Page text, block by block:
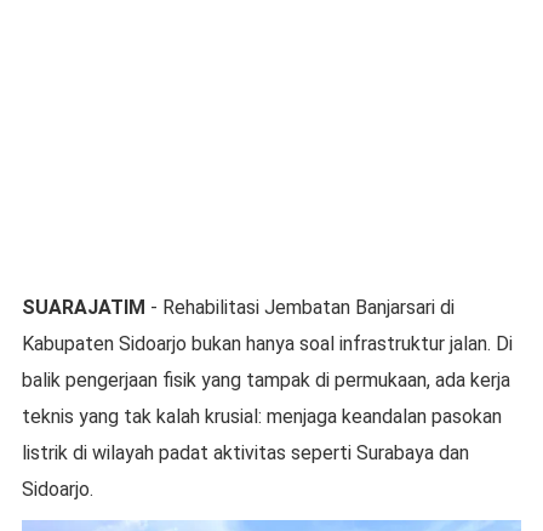
SUARAJATIM - Rehabilitasi Jembatan Banjarsari di
Kabupaten Sidoarjo bukan hanya soal infrastruktur jalan. Di
balik pengerjaan fisik yang tampak di permukaan, ada kerja
teknis yang tak kalah krusial: menjaga keandalan pasokan
listrik di wilayah padat aktivitas seperti Surabaya dan
Sidoarjo.